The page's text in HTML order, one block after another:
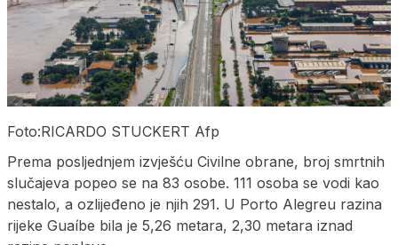
Foto:RICARDO STUCKERT Afp
Prema posljednjem izvješću Civilne obrane, broj smrtnih
slučajeva popeo se na 83 osobe. 111 osoba se vodi kao
nestalo, a ozlijeđeno je njih 291. U Porto Alegreu razina
rijeke Guaíbe bila je 5,26 metara, 2,30 metara iznad